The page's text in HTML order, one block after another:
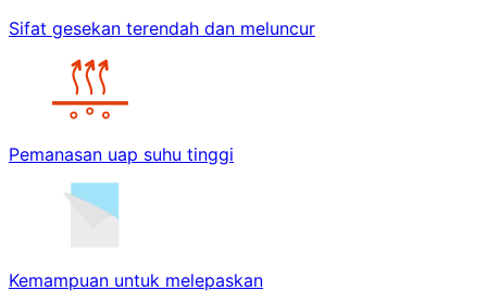
Sifat gesekan terendah dan meluncur
Pemanasan uap suhu tinggi
Kemampuan untuk melepaskan